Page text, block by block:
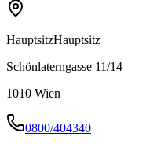
HauptsitzHauptsitz
Schönlaterngasse 11/14
1010 Wien
0800/404340